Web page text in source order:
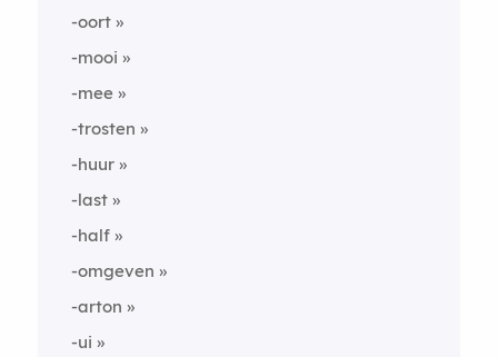
-oort
-mooi
-mee
-trosten
-huur
-last
-half
-omgeven
-arton
-ui